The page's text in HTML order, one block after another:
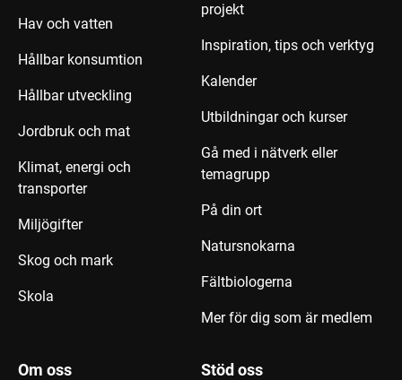
Hav och vatten
Hållbar konsumtion
Hållbar utveckling
Jordbruk och mat
Klimat, energi och
transporter
Miljögifter
Skog och mark
Skola
projekt
Inspiration, tips och verktyg
Kalender
Utbildningar och kurser
Gå med i nätverk eller
temagrupp
På din ort
Natursnokarna
Fältbiologerna
Mer för dig som är medlem
Om oss Stöd oss